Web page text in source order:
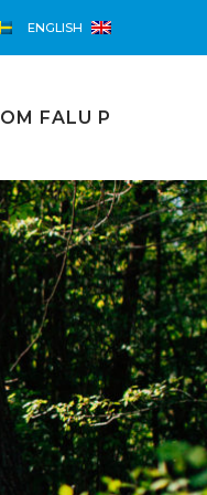
ENGLISH
OM FALU P